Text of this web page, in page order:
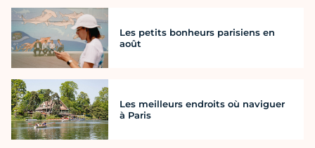
Les petits bonheurs parisiens en
août
Les meilleurs endroits où naviguer
à Paris